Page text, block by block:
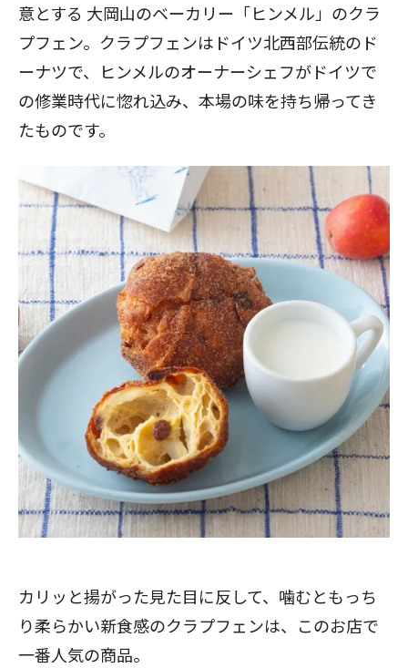
意とする 大岡山のベーカリー「ヒンメル」のクラ
プフェン。クラプフェンはドイツ北西部伝統のド
ーナツで、ヒンメルのオーナーシェフがドイツで
の修業時代に惚れ込み、本場の味を持ち帰ってき
たものです。
カリッと揚がった見た目に反して、噛むともっち
り柔らかい新食感のクラプフェンは、このお店で
一番人気の商品。